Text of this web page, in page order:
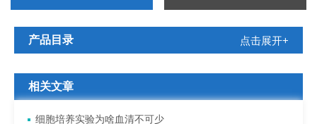
产品目录 点击展开+
相关文章
细胞培养实验为啥血清不可少